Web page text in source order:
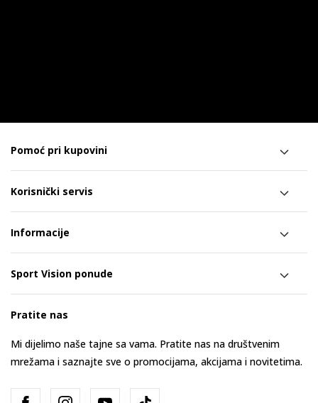
Pomoć pri kupovini
Korisnički servis
Informacije
Sport Vision ponude
Pratite nas
Mi dijelimo naše tajne sa vama. Pratite nas na društvenim
mrežama i saznajte sve o promocijama, akcijama i novitetima.